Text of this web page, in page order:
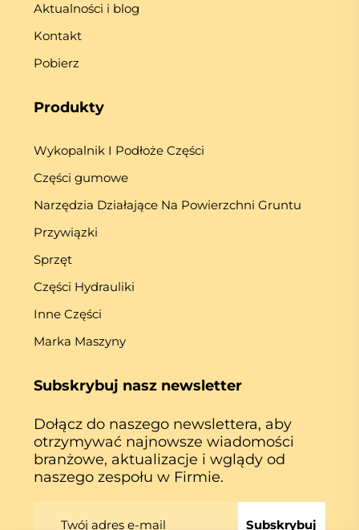
Aktualności i blog
Kontakt
Pobierz
Produkty
Wykopalnik I Podłoże Części
Części gumowe
Narzędzia Działające Na Powierzchni Gruntu
Przywiązki
Sprzęt
Części Hydrauliki
Inne Części
Marka Maszyny
Subskrybuj nasz newsletter
Dołącz do naszego newslettera, aby
otrzymywać najnowsze wiadomości
branżowe, aktualizacje i wglądy od
naszego zespołu w Firmie.
Subskrybuj